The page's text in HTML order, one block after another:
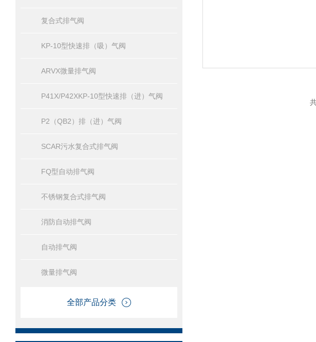
复合式排气阀
KP-10型快速排（吸）气阀
ARVX微量排气阀
P41X/P42XKP-10型快速排（进）气阀
P2（QB2）排（进）气阀
SCAR污水复合式排气阀
FQ型自动排气阀
不锈钢复合式排气阀
消防自动排气阀
自动排气阀
微量排气阀
全部产品分类